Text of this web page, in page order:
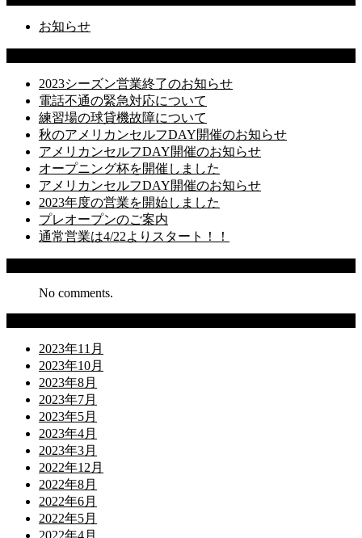
お知らせ
2023シーズン営業終了のお知らせ
電話不通の緊急対応について
練習場の球貸機故障について
秋のアメリカンセルフDAY開催のお知らせ
アメリカンセルフDAY開催のお知らせ
オープニング杯を開催しました
アメリカンセルフDAY開催のお知らせ
2023年度の営業を開始しました
プレオープンのご案内
通常営業は4/22よりスタート！！
No comments.
2023年11月
2023年10月
2023年8月
2023年7月
2023年5月
2023年4月
2023年3月
2022年12月
2022年8月
2022年6月
2022年5月